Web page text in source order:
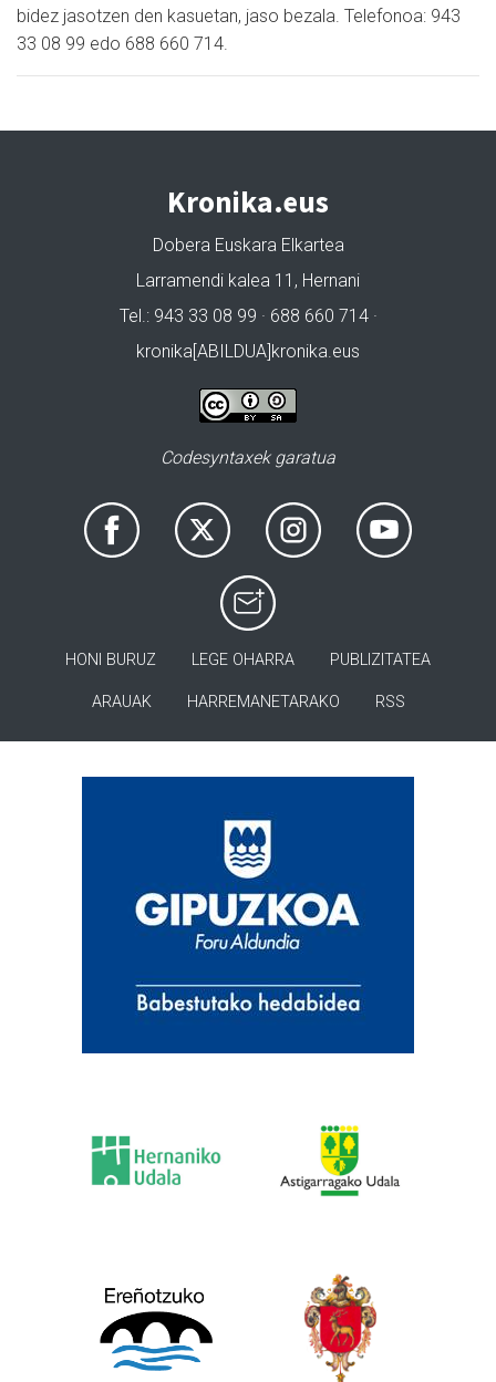
bidez jasotzen den kasuetan, jaso bezala. Telefonoa: 943
33 08 99 edo 688 660 714.
Kronika.eus
Dobera Euskara Elkartea
Larramendi kalea 11, Hernani
Tel.: 943 33 08 99 · 688 660 714 ·
kronika[ABILDUA]kronika.eus
Codesyntaxek garatua
HONI BURUZ LEGE OHARRA PUBLIZITATEA
ARAUAK HARREMANETARAKO RSS